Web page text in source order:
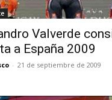
Valverde
a España 2009
- 21 de septiembre de 2009